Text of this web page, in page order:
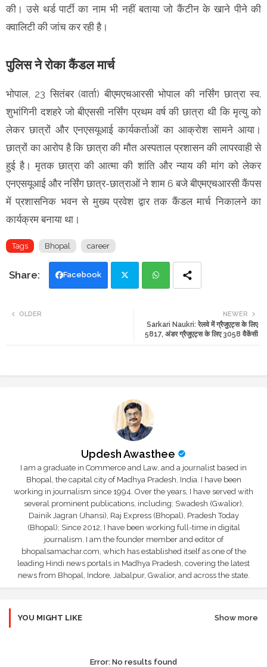
की। उसे थर्ड पार्टी का नाम भी नहीं बताया जो कैंटीन के खाने पीने की
क्वालिटी की जांच कर रही है।
पुलिस ने रोका कैंडल मार्च
भोपाल, 23 सितंबर (वार्ता) बीएमएचआरसी भोपाल की नर्सिंग छात्रा स्व.
शुभांगिनी दशहरे जो बीएससी नर्सिंग प्रथम वर्ष की छात्रा थी कि मृत्यु को
लेकर छात्रों और एनएसयूआई कार्यकर्ताओं का आक्रोश सामने आया।
छात्रों का आरोप है कि छात्रा की मौत अस्पताल प्रशासन की लापरवाही से
हुई है। मृतक छात्रा की आत्मा की शांति और न्याय की मांग को लेकर
एनएसयूआई और नर्सिंग छात्र-छात्राओं ने शाम 6 बजे बीएमएचआरसी कैंपस
में प्रशासनिक भवन से मुख्य प्रवेश द्वार तक कैंडल मार्च निकालने का
कार्यक्रम बनाया था।
Tags Bhopal career
Facebook
ats
NEWER
Sarkari Naukri: रेलवे में ग्रैजुएट्स के लिए
5817, अंडर ग्रैजुएट्स के लिए 3058 वैकेंसी
OLDER
Updesh Awasthee
I am a graduate in Commerce and Law, and a journalist based in
Bhopal, the capital city of Madhya Pradesh, India. I have been
working in journalism since 1994. Over the years, I have served with
several prominent publications, including: Swadesh (Gwalior),
Dainik Jagran (Jhansi), Raj Express (Bhopal), Pradesh Today
(Bhopal); Since 2012, I have been working full-time in digital
journalism. I am the founder member and editor of
bhopalsamachar.com, which has established itself as one of the
leading Hindi news portals in Madhya Pradesh, covering the latest
news from Bhopal, Indore, Jabalpur, Gwalior, and across the state.
YOU MIGHT LIKE Show more
Error: No results found